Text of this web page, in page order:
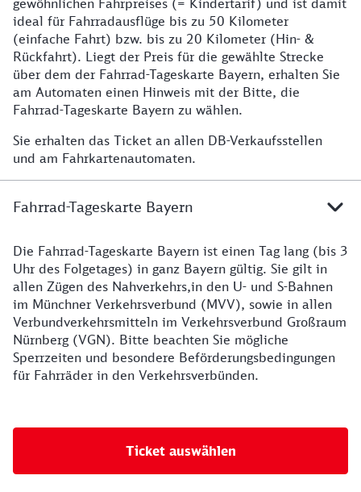
gewöhnlichen Fahrpreises (= Kindertarif) und ist damit
ideal für Fahrradausflüge bis zu 50 Kilometer
(einfache Fahrt) bzw. bis zu 20 Kilometer (Hin- &
Rückfahrt). Liegt der Preis für die gewählte Strecke
über dem der Fahrrad-Tageskarte Bayern, erhalten Sie
am Automaten einen Hinweis mit der Bitte, die
Fahrrad-Tageskarte Bayern zu wählen.
Sie erhalten das Ticket an allen DB-Verkaufsstellen
und am Fahrkartenautomaten.
Fahrrad-Tageskarte Bayern
Die Fahrrad-Tageskarte Bayern ist einen Tag lang (bis 3
Uhr des Folgetages) in ganz Bayern gültig. Sie gilt in
allen Zügen des Nahverkehrs,in den U- und S-Bahnen
im Münchner Verkehrsverbund (MVV), sowie in allen
Verbundverkehrsmitteln im Verkehrsverbund Großraum
Nürnberg (VGN). Bitte beachten Sie mögliche
Sperrzeiten und besondere Beförderungsbedingungen
für Fahrräder in den Verkehrsverbünden.
Ticket auswählen